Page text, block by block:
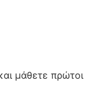
μάθετε πρώτοι